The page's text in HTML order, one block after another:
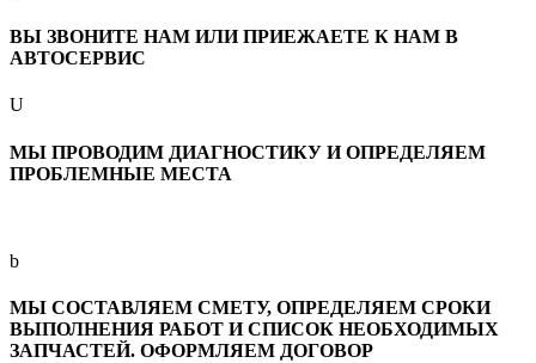
ВЫ ЗВОНИТЕ НАМ ИЛИ ПРИЕЖАЕТЕ К НАМ В
АВТОСЕРВИС
U
МЫ ПРОВОДИМ ДИАГНОСТИКУ И ОПРЕДЕЛЯЕМ
ПРОБЛЕМНЫЕ МЕСТА
b
МЫ СОСТАВЛЯЕМ СМЕТУ, ОПРЕДЕЛЯЕМ СРОКИ
ВЫПОЛНЕНИЯ РАБОТ И СПИСОК НЕОБХОДИМЫХ
ЗАПЧАСТЕЙ. ОФОРМЛЯЕМ ДОГОВОР